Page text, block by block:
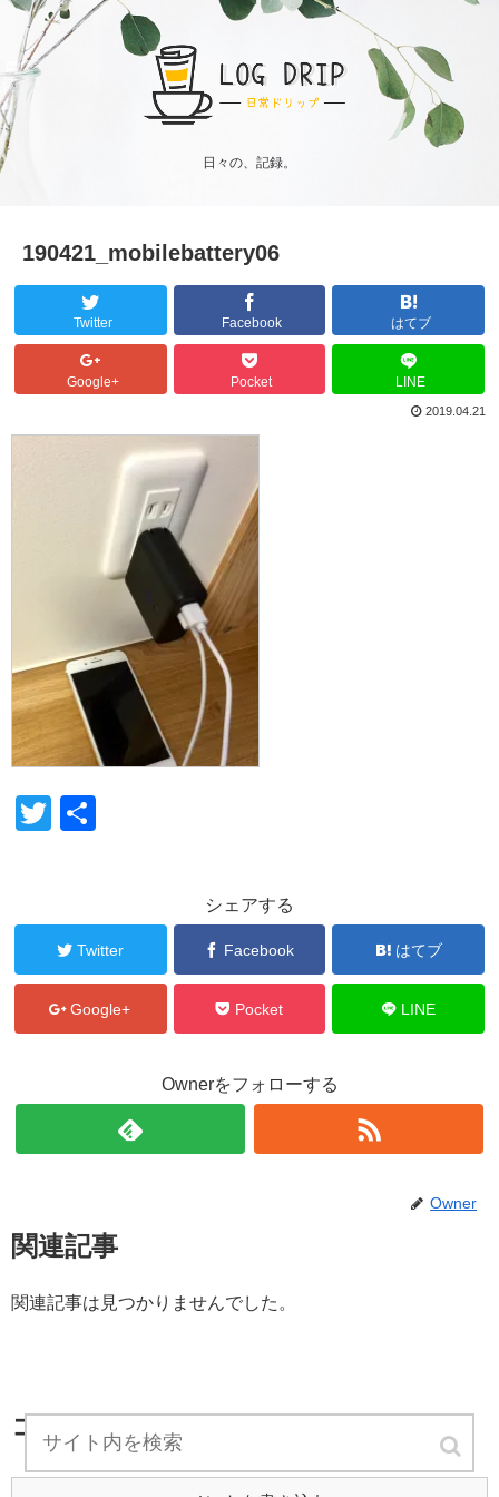
日々の、記録。
190421_mobilebattery06
Twitter Facebook はてブ
Google+ Pocket LINE
2019.04.21
T
er
シェアする
Twitter Facebook はてブ
Google+ Pocket LINE
Ownerをフォローする
Owner
関連記事
関連記事は見つかりませんでした。
コメント